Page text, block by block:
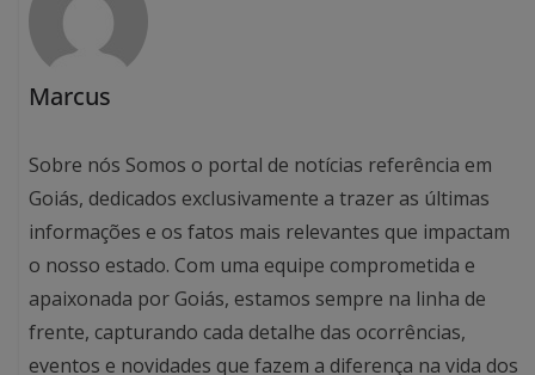
Marcus
Sobre nós Somos o portal de notícias referência em
Goiás, dedicados exclusivamente a trazer as últimas
informações e os fatos mais relevantes que impactam
o nosso estado. Com uma equipe comprometida e
apaixonada por Goiás, estamos sempre na linha de
frente, capturando cada detalhe das ocorrências,
eventos e novidades que fazem a diferença na vida dos